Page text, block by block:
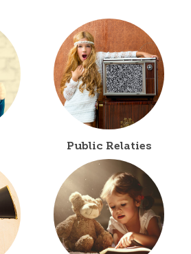
Public Relaties